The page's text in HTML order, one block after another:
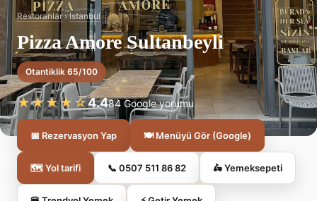
Restoranlar›Istanbul
Pizza Amore Sultanbeyli
Otantiklik 65/100
★★★★☆4.484 Google yorumu
📅 Rezervasyon Yap 🍽️ Menüyü Gör (Google)
🗺️ Yol tarifi 📞 0507 511 86 82 🛵 Yemeksepeti